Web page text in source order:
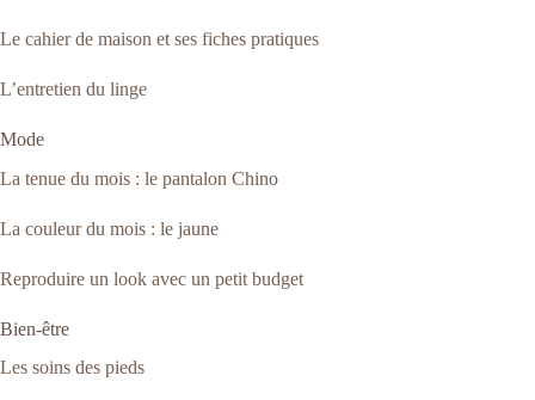
Le cahier de maison et ses fiches pratiques
L’entretien du linge
Mode
La tenue du mois : le pantalon Chino
La couleur du mois : le jaune
Reproduire un look avec un petit budget
Bien-être
Les soins des pieds